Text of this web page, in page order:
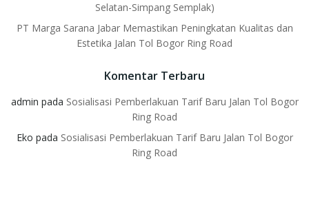
Selatan-Simpang Semplak)
PT Marga Sarana Jabar Memastikan Peningkatan Kualitas dan
Estetika Jalan Tol Bogor Ring Road
Komentar Terbaru
admin pada Sosialisasi Pemberlakuan Tarif Baru Jalan Tol Bogor
Ring Road
Eko pada Sosialisasi Pemberlakuan Tarif Baru Jalan Tol Bogor
Ring Road